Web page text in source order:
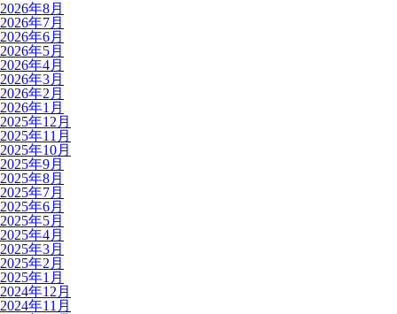
2026年8月
2026年7月
2026年6月
2026年5月
2026年4月
2026年3月
2026年2月
2026年1月
2025年12月
2025年11月
2025年10月
2025年9月
2025年8月
2025年7月
2025年6月
2025年5月
2025年4月
2025年3月
2025年2月
2025年1月
2024年12月
2024年11月